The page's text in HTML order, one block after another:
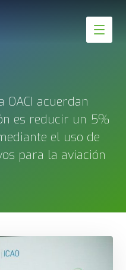
OACI acuerdan
es reducir un 5%
el uso de
para la aviación